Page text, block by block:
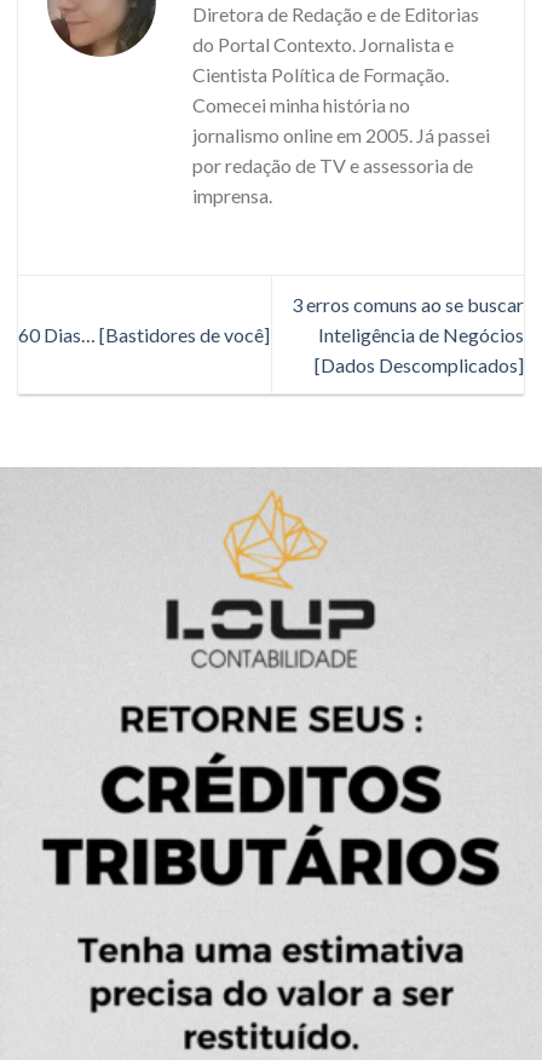
Diretora de Redação e de Editorias
do Portal Contexto. Jornalista e
Cientista Política de Formação.
Comecei minha história no
jornalismo online em 2005. Já passei
por redação de TV e assessoria de
imprensa.
60 Dias… [Bastidores de você]
3 erros comuns ao se buscar
Inteligência de Negócios
[Dados Descomplicados]